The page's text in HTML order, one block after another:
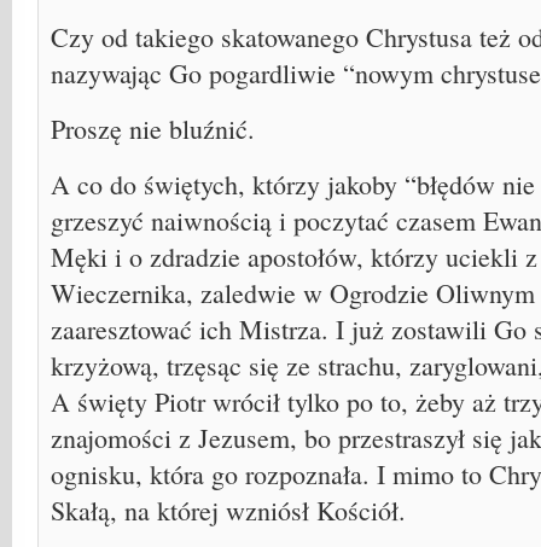
Czy od takiego skatowanego Chrystusa też
nazywając Go pogardliwie “nowym
Proszę nie bluźnić.
A co do świętych, którzy jakoby “błędów
grzeszyć naiwnością i poczytać czasem
Męki i o zdradzie apostołów, którzy uciekli
Wieczernika, zaledwie w Ogrodzie
zaaresztować ich Mistrza. I już zostawili Go
krzyżową, trzęsąc się ze strachu,
A święty Piotr wrócił tylko po to, żeby aż
znajomości z Jezusem, bo przestraszył się
ognisku, która go rozpoznała. I mimo to
Skałą, na której wzniósł Kościół.